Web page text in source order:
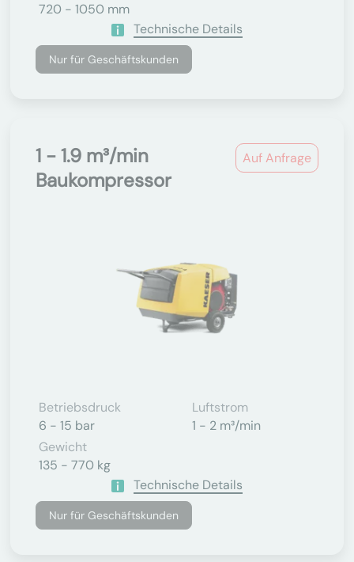
720 - 1050 mm
Technische Details
Nur für Geschäftskunden
Auf Anfrage
1 - 1.9 m³/min
Baukompressor
Betriebsdruck
6 - 15 bar
Luftstrom
1 - 2 m³/min
Gewicht
135 - 770 kg
Technische Details
Nur für Geschäftskunden